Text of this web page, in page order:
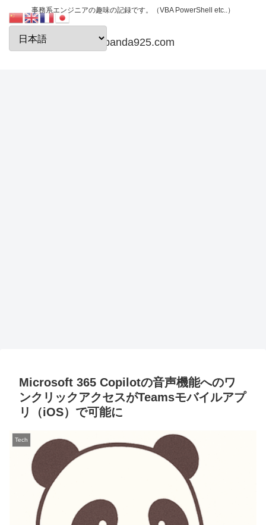
事務系エンジニアの趣味の記録です。（VBA PowerShell etc..）
papanda925.com
Microsoft 365 Copilotの音声機能へのワ
ンクリックアクセスがTeamsモバイルアプ
リ（iOS）で可能に
Tech